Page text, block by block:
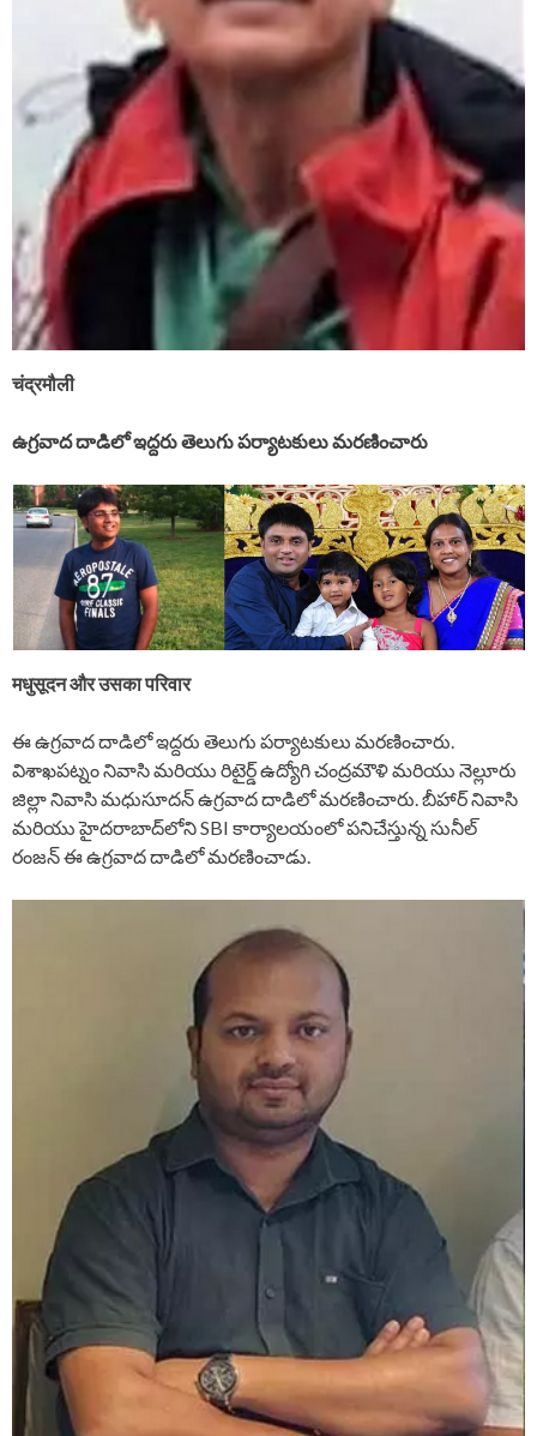
चंद्रमौली
ఉగ్రవాద దాడిలో ఇద్దరు తెలుగు పర్యాటకులు మరణించారు
मधुसूदनऔर उसका परिवार
ఈ ఉగ్రవాద దాడిలో ఇద్దరు తెలుగు పర్యాటకులు మరణించారు.
విశాఖపట్నం నివాసి మరియు రిటైర్డ్ ఉద్యోగి చంద్రమౌళి మరియు నెల్లూరు
జిల్లా నివాసి మధుసూదన్ ఉగ్రవాద దాడిలో మరణించారు. బీహార్ నివాసి
మరియు హైదరాబాద్‌లోని SBI కార్యాలయంలో పనిచేస్తున్న సునీల్
రంజన్ ఈ ఉగ్రవాద దాడిలో మరణించాడు.